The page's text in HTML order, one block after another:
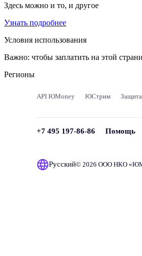
Здесь можно и то, и другое
Узнать подробнее
Условия использования
Важно: чтобы заплатить на этой
Регионы
API ЮMoney ЮСтрим
+7 495 197-86-86 Помощь
Русский© 2026 ООО НКО «